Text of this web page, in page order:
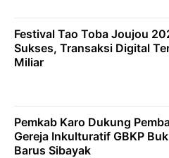
Festival Tao Toba Joujou
Sukses, Transaksi Digital
Miliar
Pemkab Karo Dukung
Gereja Inkulturatif GBKP
Barus Sibayak